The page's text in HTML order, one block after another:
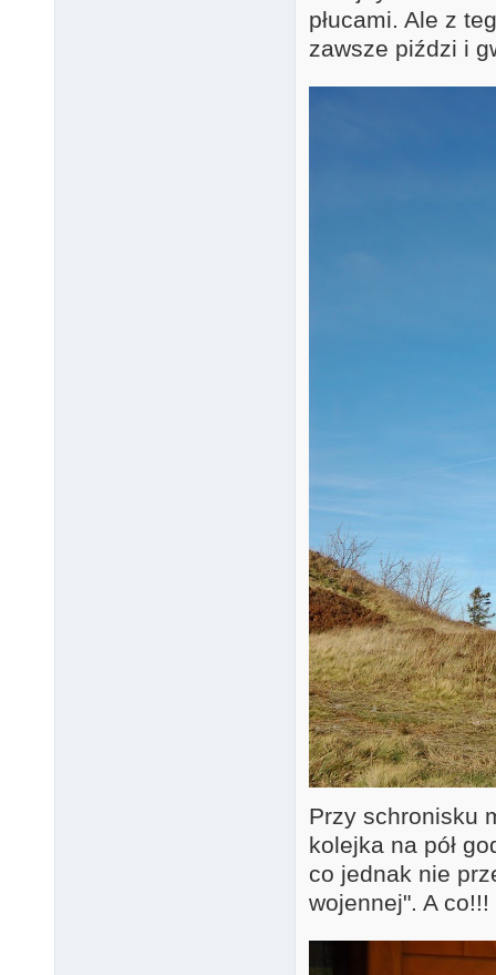
płucami. Ale z
zawsze piździ i
Przy schronisku
kolejka na pół
co jednak nie
wojennej". A co!!!